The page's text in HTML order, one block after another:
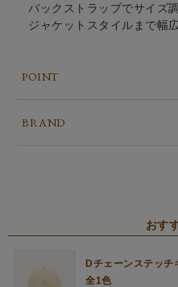
バックストラップでサイズ
ジャケットスタイルまで幅
POINT
BRAND
おす
Dチェーンステッチ
全1色